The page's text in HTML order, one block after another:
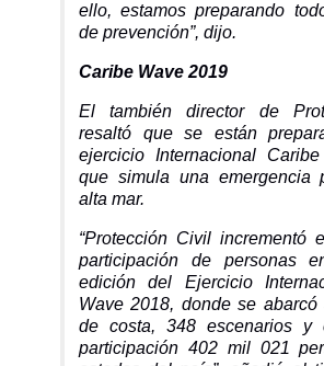
ello, estamos preparando
de prevención”, dijo.
Caribe Wave 2019
El también director de
resaltó que se están
ejercicio Internacional
que simula una emergencia
alta mar.
“Protección Civil incrementó
participación de personas
edición del Ejercicio
Wave 2018, donde se
de costa, 348 escenarios y
participación 402 mil 021